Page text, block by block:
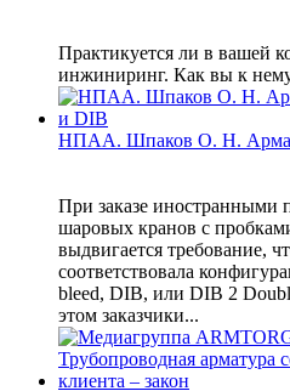
Практикуется ли в вашей
инжиниринг. Как вы к нему
НПАА. Шпаков О. Н.
При заказе иностранными
шаровых кранов с
выдвигается требование,
соответствовала
bleed, DIB, или DIB 2
этом заказчики...